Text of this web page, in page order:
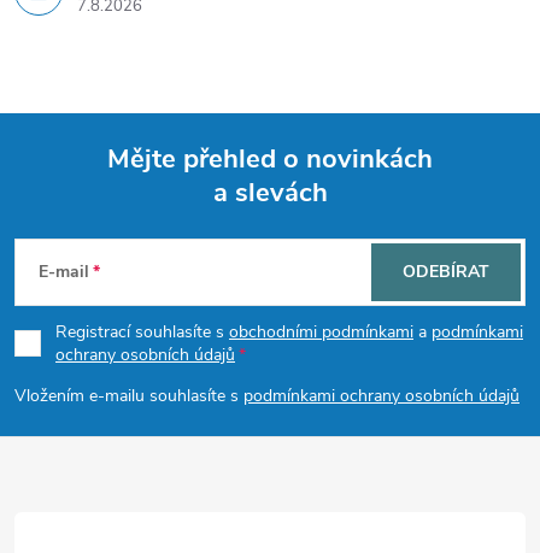
7.8.2026
p
a
t
Mějte přehled o novinkách
a slevách
E-mail
Registrací souhlasíte s obchodními podmínkami a podmínkami
ochrany osobních údajů
Vložením e-mailu souhlasíte s podmínkami ochrany osobních údajů
ODEBÍRAT